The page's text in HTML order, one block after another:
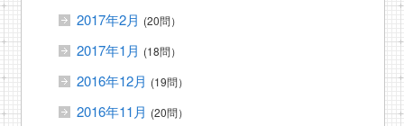
2017年2月 (20問）
2017年1月 (18問）
2016年12月 (19問）
2016年11月 (20問）